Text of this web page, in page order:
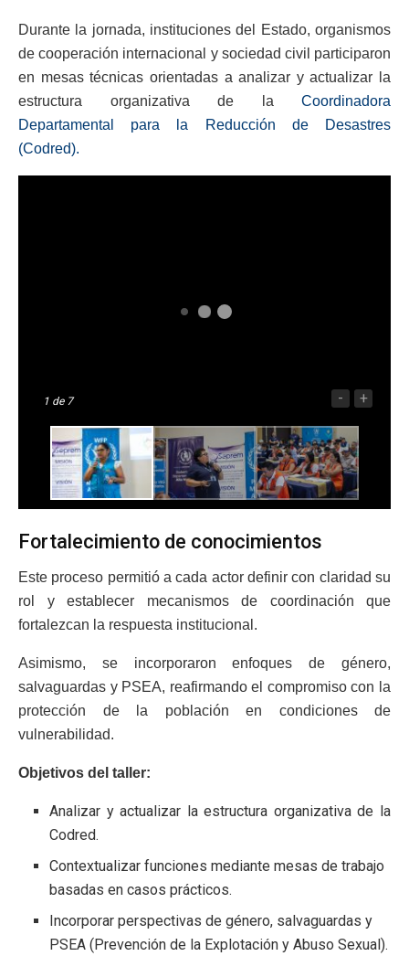
Durante la jornada, instituciones del Estado, organismos
de cooperación internacional y sociedad civil participaron
en mesas técnicas orientadas a analizar y actualizar la
estructura organizativa de la Coordinadora
Departamental para la Reducción de Desastres
(Codred).
1 de 7 - +
Fortalecimiento de conocimientos
Este proceso permitió a cada actor definir con claridad su
rol y establecer mecanismos de coordinación que
fortalezcan la respuesta institucional.
Asimismo, se incorporaron enfoques de género,
salvaguardas y PSEA, reafirmando el compromiso con la
protección de la población en condiciones de
vulnerabilidad.
Objetivos del taller:
Analizar y actualizar la estructura organizativa de la
Codred.
Contextualizar funciones mediante mesas de trabajo
basadas en casos prácticos.
Incorporar perspectivas de género, salvaguardas y
PSEA (Prevención de la Explotación y Abuso Sexual).